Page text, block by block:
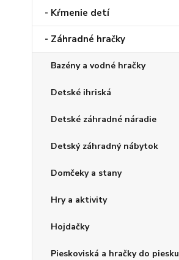
- Kŕmenie detí
- Záhradné hračky
Bazény a vodné hračky
Detské ihriská
Detské záhradné náradie
Detský záhradný nábytok
Domčeky a stany
Hry a aktivity
Hojdačky
Pieskoviská a hračky do piesku